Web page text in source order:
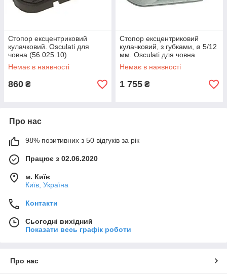
Стопор ексцентриковий
кулачковий. Osculati для
човна (56.025.10)
Немає в наявності
860 ₴
Стопор ексцентриковий
кулачковий, з губками, ø 5/12
мм. Osculati для човна
(56.253.00)
Немає в наявності
1 755 ₴
Про нас
98% позитивних з 50 відгуків за рік
Працює з 02.06.2020
м. Київ
Київ, Україна
Контакти
Сьогодні вихідний
Показати весь графік роботи
Про нас